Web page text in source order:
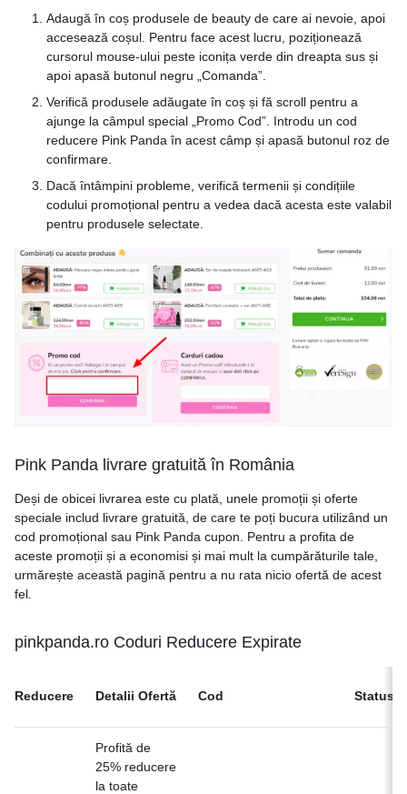
Adaugă în coș produsele de beauty de care ai nevoie, apoi
accesează coșul. Pentru face acest lucru, poziționează
cursorul mouse-ului peste iconița verde din dreapta sus și
apoi apasă butonul negru „Comanda”.
Verifică produsele adăugate în coș și fă scroll pentru a
ajunge la câmpul special „Promo Cod”. Introdu un cod
reducere Pink Panda în acest câmp și apasă butonul roz de
confirmare.
Dacă întâmpini probleme, verifică termenii și condițiile
codului promoțional pentru a vedea dacă acesta este valabil
pentru produsele selectate.
Pink Panda livrare gratuită în România
Deși de obicei livrarea este cu plată, unele promoții și oferte
speciale includ livrare gratuită, de care te poți bucura utilizând un
cod promoțional sau Pink Panda cupon. Pentru a profita de
aceste promoții și a economisi și mai mult la cumpărăturile tale,
urmărește această pagină pentru a nu rata nicio ofertă de acest
fel.
pinkpanda.ro Coduri Reducere Expirate
Reducere Detalii Ofertă Cod Status
Profită de
25% reducere
la toate